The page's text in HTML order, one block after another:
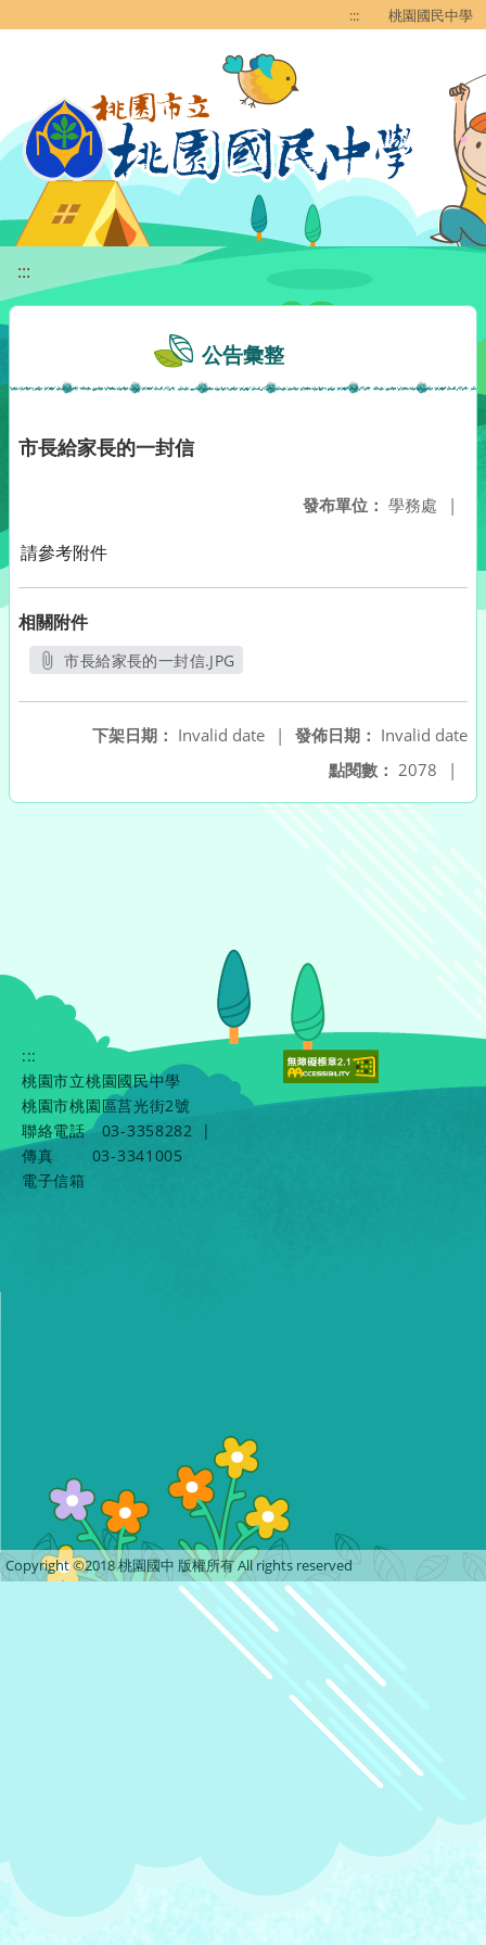
::: 桃園國民中學
:::
公告彙整
市長給家長的一封信
發布單位： 學務處 |
請參考附件
相關附件
市長給家長的一封信.JPG
發佈日期： Invalid date
下架日期： Invalid date
|
點閱數： 2078 |
:::
桃園市立桃園國民中學
桃園市桃園區莒光街2號
聯絡電話
03-3358282
|
傳真
03-3341005
電子信箱
Copyright ©2018 桃園國中 版權所有 All rights reserved